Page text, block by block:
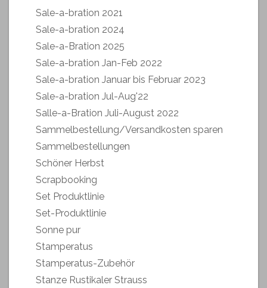
Sale-a-bration 2021
Sale-a-bration 2024
Sale-a-Bration 2025
Sale-a-bration Jan-Feb 2022
Sale-a-bration Januar bis Februar 2023
Sale-a-bration Jul-Aug'22
Salle-a-Bration Juli-August 2022
Sammelbestellung/Versandkosten sparen
Sammelbestellungen
Schöner Herbst
Scrapbooking
Set Produktlinie
Set-Produktlinie
Sonne pur
Stamperatus
Stamperatus-Zubehör
Stanze Rustikaler Strauss